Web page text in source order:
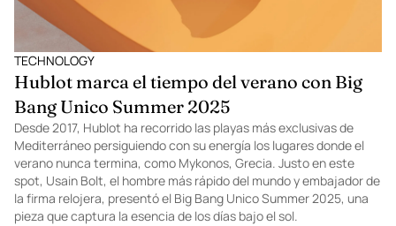
TECHNOLOGY
Hublot marca el tiempo del verano con Big
Bang Unico Summer 2025
Desde 2017, Hublot ha recorrido las playas más exclusivas de
Mediterráneo persiguiendo con su energía los lugares donde el
verano nunca termina, como Mykonos, Grecia. Justo en este
spot, Usain Bolt, el hombre más rápido del mundo y embajador de
la firma relojera, presentó el Big Bang Unico Summer 2025, una
pieza que captura la esencia de los días bajo el sol.